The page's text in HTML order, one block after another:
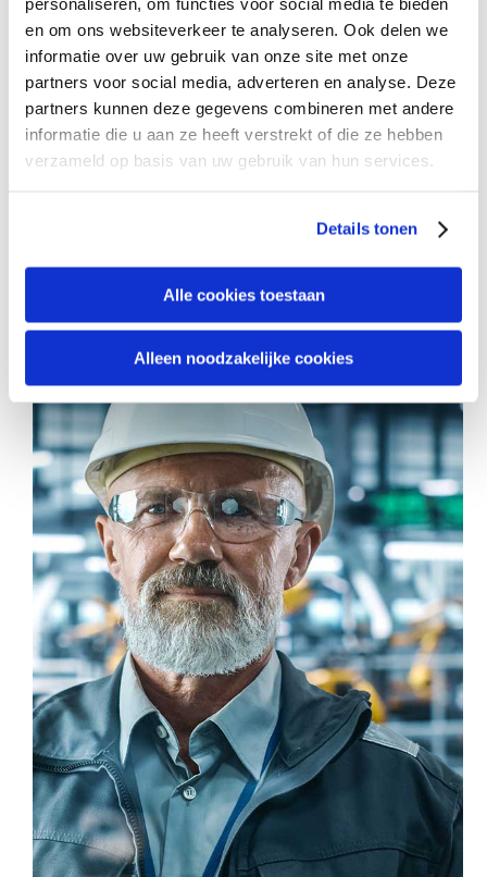
en om ons websiteverkeer te analyseren. Ook delen we
informatie over uw gebruik van onze site met onze
partners voor social media, adverteren en analyse. Deze
partners kunnen deze gegevens combineren met andere
informatie die u aan ze heeft verstrekt of die ze hebben
verzameld op basis van uw gebruik van hun services.
Details tonen
Alle cookies toestaan
Alleen noodzakelijke cookies
behoeften van onze opdrachtgever centraal en
werken zij aan zij om een workforce op te
bouwen die klaar is voor de toekomst. Hierbij
combineren we diepgaande sectorinzichten met
een geavanceerde, data-gedreven aanpak. Door
middel van data-analyse houden we
marktbewegingen in real-time bij, zodat we onze
recruitment continu kunnen optimaliseren en de